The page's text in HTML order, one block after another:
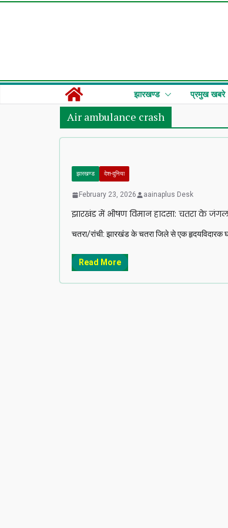
झारखण्ड प्रमुख खबरे
Air ambulance crash
झारखण्ड देश-दुनिया
February 23, 2026 aainaplus Desk
झारखंड में भीषण विमान हादसा: चतरा के
चतरा/रांची: झारखंड के चतरा जिले से एक हृदयविदारक
Read More